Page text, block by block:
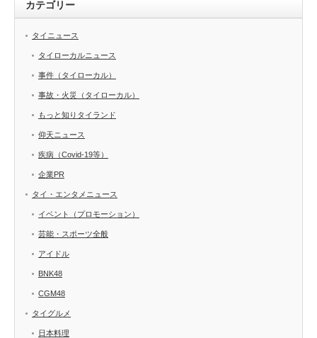
カテゴリー
タイニュース
タイローカルニュース
事件（タイローカル）
事故・火災（タイローカル）
もっと知りタイランド
仰天ニュース
疾病（Covid-19等）
企業PR
タイ・エンタメニュース
イベント（プロモーション）
芸能・スポーツ全般
アイドル
BNK48
CGM48
タイグルメ
日本料理